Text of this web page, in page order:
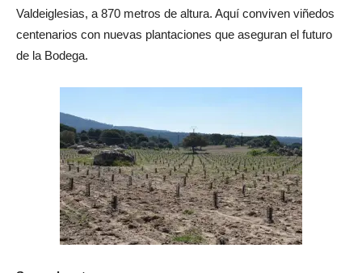
Valdeiglesias, a 870 metros de altura. Aquí conviven viñedos
centenarios con nuevas plantaciones que aseguran el futuro
de la Bodega.